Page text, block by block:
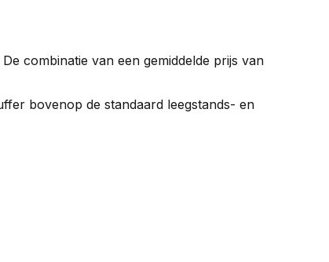
combinatie van een gemiddelde prijs van
bovenop de standaard leegstands- en